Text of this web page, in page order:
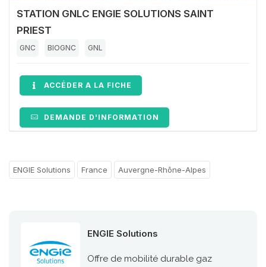
STATION GNLC ENGIE SOLUTIONS SAINT
PRIEST
GNC BIOGNC GNL
ACCÉDER A LA FICHE
DEMANDE D'INFORMATION
ENGIE Solutions France Auvergne-Rhône-Alpes
ENGIE Solutions
Offre de mobilité durable gaz